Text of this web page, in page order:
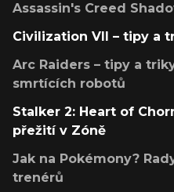
Assassin's Creed
Civilization VII – tipy a
Arc Raiders – tipy a
smrtících robotů
Stalker 2: Heart of
přežití v Zóně
Jak na Pokémony?
trenérů